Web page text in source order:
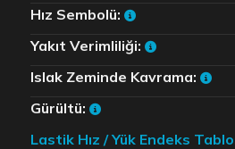
Hız Sembolü:
Yakıt Verimliliği:
Islak Zeminde Kavrama:
Gürültü:
Lastik Hız / Yük Endeks